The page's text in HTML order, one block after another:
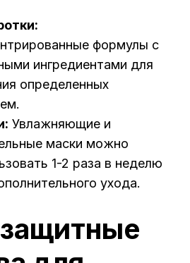
формулы с
ингредиентами для
определенных
Увлажняющие и
маски можно
1-2 раза в неделю
ухода.